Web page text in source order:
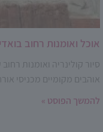
אוכל ואומנות רחוב
סיור קולינריה ואומנות
אוהבים מקומיים מכניסי
להמשך הפוסט »